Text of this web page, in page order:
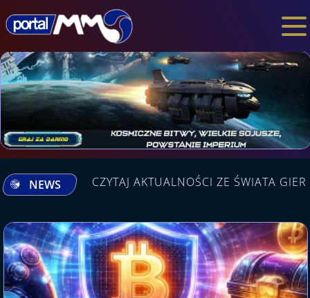
NEWS CZYTAJ AKTUALNOŚCI ZE ŚWIATA GIER